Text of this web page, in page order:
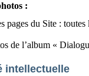
:
pages du Site :
de l’album «
intellectuelle